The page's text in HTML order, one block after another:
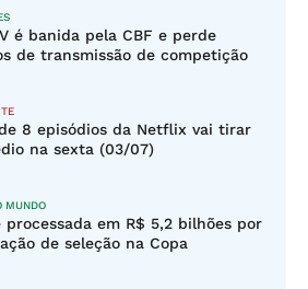
é banida pela CBF e perde
de transmissão de competição
8 episódios da Netflix vai tirar
na sexta (03/07)
MUNDO
processada em R$ 5,2 bilhões por
de seleção na Copa